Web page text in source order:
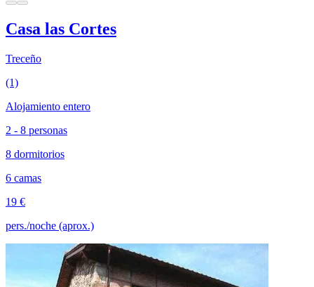
Casa las Cortes
Treceño
(1)
Alojamiento entero
2 - 8 personas
8 dormitorios
6 camas
19 €
pers./noche (aprox.)